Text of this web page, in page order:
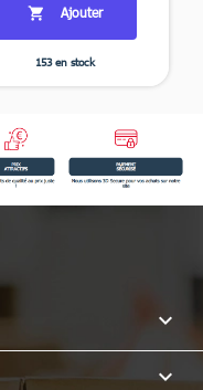
 Ajouter
153 en stock

